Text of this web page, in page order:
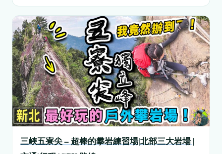
實際的心得！
三峽五寮尖 – 超棒的攀岩練習場|北部三大岩場 |